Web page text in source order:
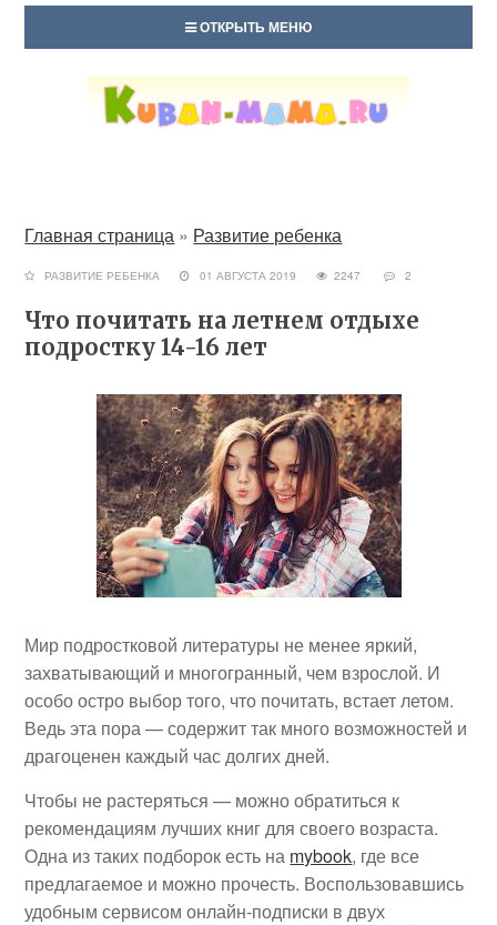
ОТКРЫТЬ МЕНЮ
Главная страница » Развитие ребенка
РАЗВИТИЕ РЕБЕНКА 01 АВГУСТА 2019 2247 2
Что почитать на летнем отдыхе
подростку 14-16 лет
Мир подростковой литературы не менее яркий,
захватывающий и многогранный, чем взрослой. И
особо остро выбор того, что почитать, встает летом.
Ведь эта пора — содержит так много возможностей и
драгоценен каждый час долгих дней.
Чтобы не растеряться — можно обратиться к
рекомендациям лучших книг для своего возраста.
Одна из таких подборок есть на mybook, где все
предлагаемое и можно прочесть. Воспользовавшись
удобным сервисом онлайн-подписки в двух